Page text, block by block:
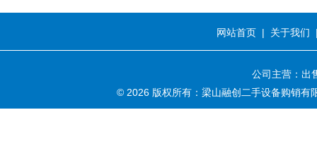
网站首页 | 关于我们
公司主营：出
© 2026 版权所有：梁山融创二手设备购销